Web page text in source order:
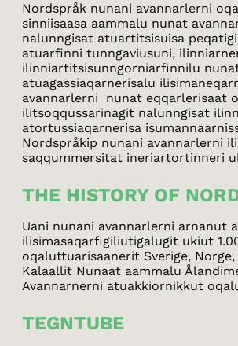
Nordspråk nunani avannarlerni
sinniisaasa aammalu nunat
nalunngisat atuartitsisuisa
atuarfinni tunngaviusuni,
ilinniartitsisunngorniarfinnilu
atuagassiaqarnerisalu
avannarlerni nunat eqqarlerisaat
ilitsoqqussarinagit nalunngisat
atortussiaqarnerisa
Nordspråkip nunani avannarlerni
saqqummersitat ineriartortinneri
THE HISTORY OF
Uani nunani avannarlerni
ilisimasaqarfigiliutigalugit ukiut
oqaluttuarisaanerit Sverige,
Kalaallit Nunaat aammalu
Avannarnerni atuakkiornikkut
TEGNTUBE